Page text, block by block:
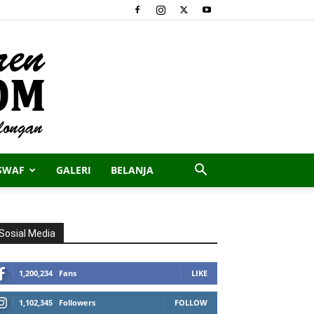
GALERI BELANJA
Media
1,200,234 Fans LIKE
1,102,345 Followers FOLLOW